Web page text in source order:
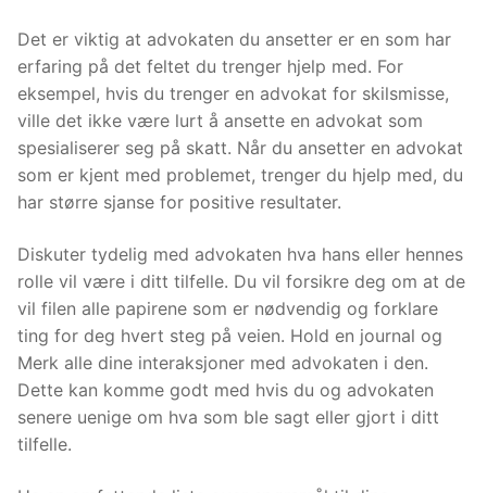
Det er viktig at advokaten du ansetter er en som har
erfaring på det feltet du trenger hjelp med. For
eksempel, hvis du trenger en advokat for skilsmisse,
ville det ikke være lurt å ansette en advokat som
spesialiserer seg på skatt. Når du ansetter en advokat
som er kjent med problemet, trenger du hjelp med, du
har større sjanse for positive resultater.
Diskuter tydelig med advokaten hva hans eller hennes
rolle vil være i ditt tilfelle. Du vil forsikre deg om at de
vil filen alle papirene som er nødvendig og forklare
ting for deg hvert steg på veien. Hold en journal og
Merk alle dine interaksjoner med advokaten i den.
Dette kan komme godt med hvis du og advokaten
senere uenige om hva som ble sagt eller gjort i ditt
tilfelle.